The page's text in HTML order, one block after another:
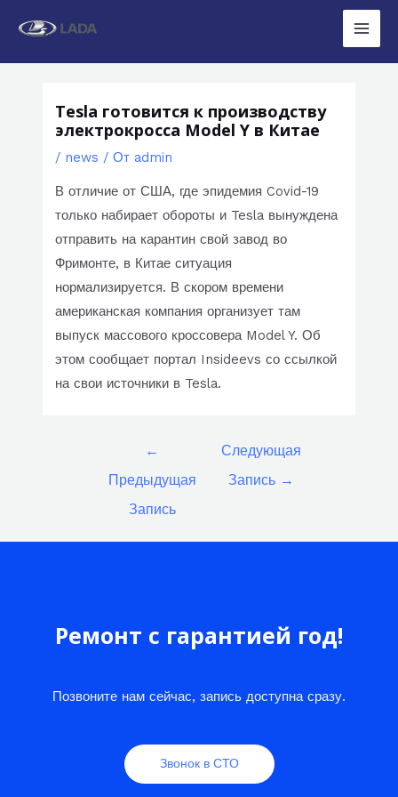
Main
Tesla готовится к производству
электрокросса Model Y в Китае
/ news / От admin
В отличие от США, где эпидемия Covid-19
только набирает обороты и Tesla вынуждена
отправить на карантин свой завод во
Фримонте, в Китае ситуация
нормализируется. В скором времени
американская компания организует там
выпуск массового кроссовера Model Y. Об
этом сообщает портал Insideevs со ссылкой
на свои источники в Tesla.
←
Предыдущая
Запись
Следующая
Запись →
Ремонт с гарантией год!
Позвоните нам сейчас, запись доступна сразу.
Звонок в СТО